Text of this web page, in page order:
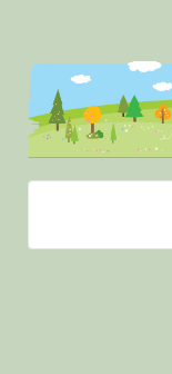
TO
MAIN
CONTENT